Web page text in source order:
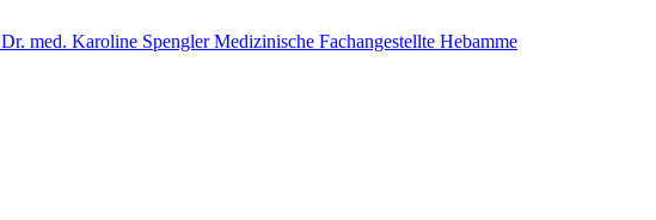
Dr. med. Karoline SpenglerMedizinische Fachangestellte Hebamme